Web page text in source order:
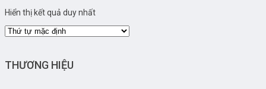
Hiển thị kết quả duy nhất
THƯƠNG HIỆU